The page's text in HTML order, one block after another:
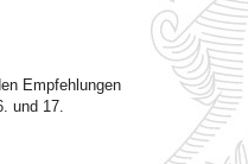
Empfehlungen
und 17.